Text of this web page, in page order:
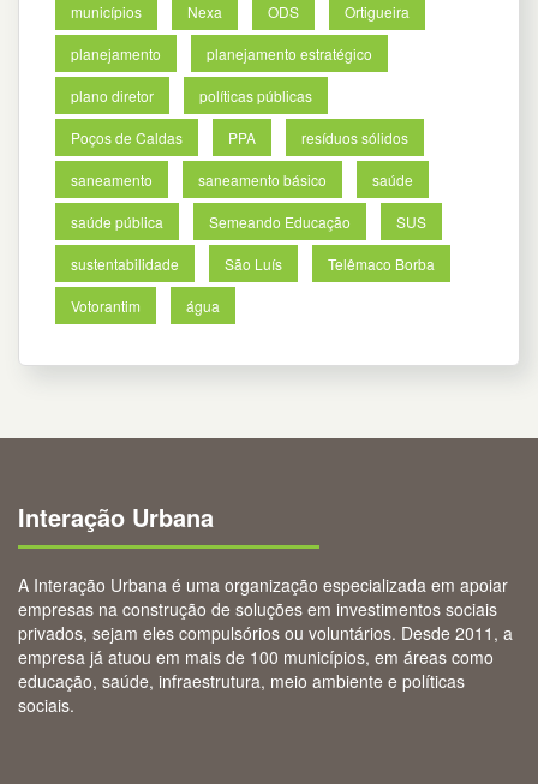
municípios Nexa ODS Ortigueira
planejamento planejamento estratégico
plano diretor políticas públicas
Poços de Caldas PPA resíduos sólidos
saneamento saneamento básico saúde
saúde pública Semeando Educação SUS
sustentabilidade São Luís Telêmaco Borba
Votorantim água
Interação Urbana
A Interação Urbana é uma organização especializada em apoiar
empresas na construção de soluções em investimentos sociais
privados, sejam eles compulsórios ou voluntários. Desde 2011, a
empresa já atuou em mais de 100 municípios, em áreas como
educação, saúde, infraestrutura, meio ambiente e políticas
sociais.